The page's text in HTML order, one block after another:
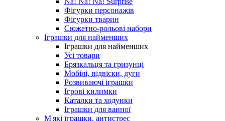
Фігурки персонажів
Фігурки тварин
Сюжетно-рольові набори
Іграшки для найменших
Іграшки для найменших
Усі товари
Брязкальця та гризунці
Мобілі, підвіски, дуги
Розвиваючі іграшки
Ігрові килимки
Каталки та ходунки
Іграшки для ванної
М'які іграшки, антистрес